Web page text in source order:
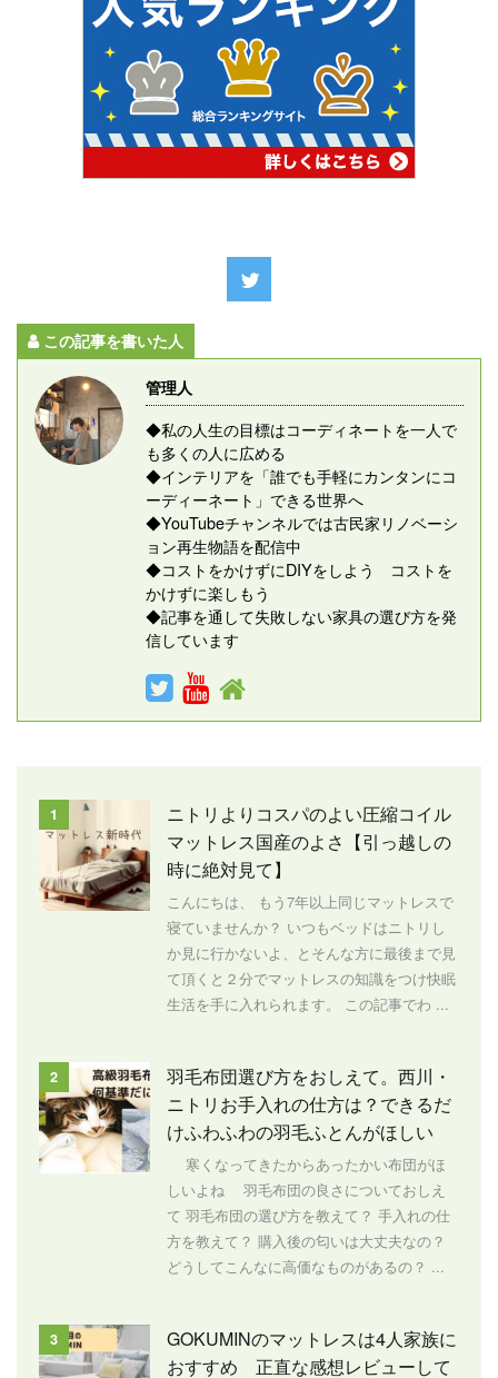
この記事を書いた人
管理人
◆私の人生の目標はコーディネートを一人で
も多くの人に広める
◆インテリアを「誰でも手軽にカンタンにコ
ーディーネート」できる世界へ
◆YouTubeチャンネルでは古民家リノベーシ
ョン再生物語を配信中
◆コストをかけずにDIYをしよう コストを
かけずに楽しもう
◆記事を通して失敗しない家具の選び方を発
信しています
1
ニトリよりコスパのよい圧縮コイル
マットレス国産のよさ【引っ越しの
時に絶対見て】
こんにちは、 もう7年以上同じマットレスで
寝ていませんか？ いつもベッドはニトリし
か見に行かないよ、とそんな方に最後まで見
て頂くと２分でマットレスの知識をつけ快眠
生活を手に入れられます。 この記事でわ ...
2
羽毛布団選び方をおしえて。西川・
ニトリお手入れの仕方は？できるだ
けふわふわの羽毛ふとんがほしい
寒くなってきたからあったかい布団がほ
しいよね 羽毛布団の良さについておしえ
て 羽毛布団の選び方を教えて？ 手入れの仕
方を教えて？ 購入後の匂いは大丈夫なの？
どうしてこんなに高価なものがあるの？ ...
3
GOKUMINのマットレスは4人家族に
おすすめ 正直な感想レビューして